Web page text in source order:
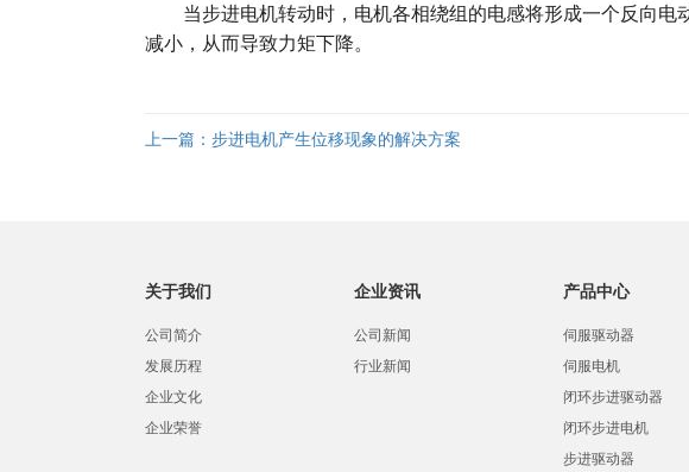
当步进电机转动时，电机各相绕组的电感将形成一个反向电
减小，从而导致力矩下降。
上一篇： 步进电机产生位移现象的解决方案
关于我们
公司简介
发展历程
企业文化
企业荣誉
企业资讯
公司新闻
行业新闻
产品中心
伺服驱动器
伺服电机
闭环步进驱动器
闭环步进电机
步进驱动器